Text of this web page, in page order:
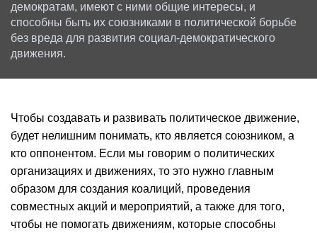
демократам, имеют с ними общие интересы, и
способны быть их союзниками в политической борьбе
без вреда для развития социал-демократического
движения.
Чтобы создавать и развивать политическое движение,
будет нелишним понимать, кто является союзником, а
кто оппонентом. Если мы говорим о политических
организациях и движениях, то это нужно главным
образом для создания коалиций, проведения
совместных акций и мероприятий, а также для того,
чтобы не помогать движениям, которые способны